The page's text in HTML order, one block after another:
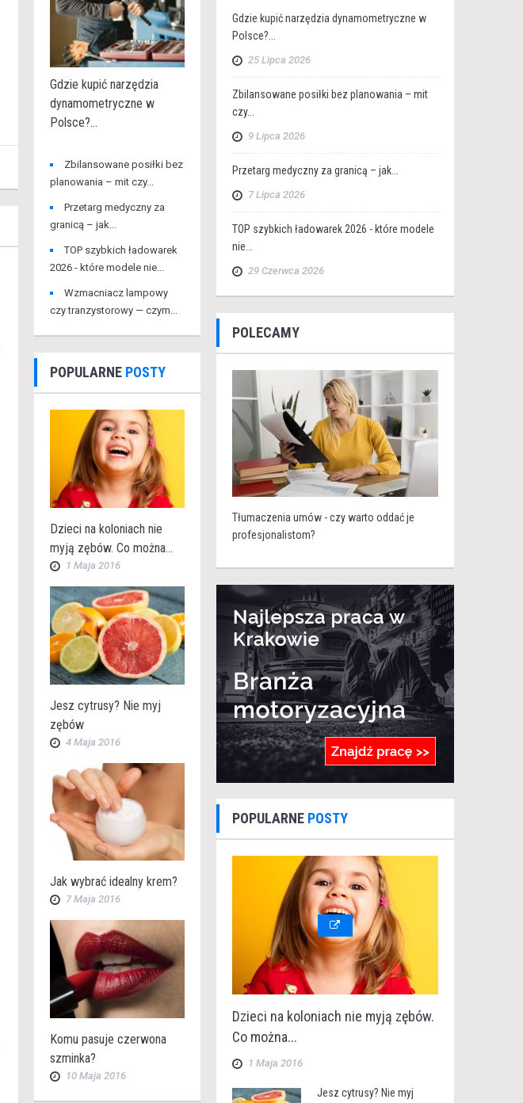
Gdzie kupić narzędzia
dynamometryczne w
Polsce?...
Zbilansowane posiłki bez
planowania – mit czy...
Przetarg medyczny za
granicą – jak...
TOP szybkich ładowarek
2026 - które modele nie...
Wzmacniacz lampowy
czy tranzystorowy — czym...
POPULARNE POSTY
Dzieci na koloniach nie
myją zębów. Co można...
1 Maja 2016
Jesz cytrusy? Nie myj
zębów
4 Maja 2016
Jak wybrać idealny krem?
7 Maja 2016
Komu pasuje czerwona
szminka?
10 Maja 2016
Gdzie kupić narzędzia dynamometryczne w
Polsce?...
25 Lipca 2026
Zbilansowane posiłki bez planowania – mit
czy...
9 Lipca 2026
Przetarg medyczny za granicą – jak...
7 Lipca 2026
TOP szybkich ładowarek 2026 - które modele
nie...
29 Czerwca 2026
POLECAMY
Tłumaczenia umów - czy warto oddać je
profesjonalistom?
POPULARNE POSTY
Dzieci na koloniach nie myją zębów.
Co można...
1 Maja 2016
Jesz cytrusy? Nie myj